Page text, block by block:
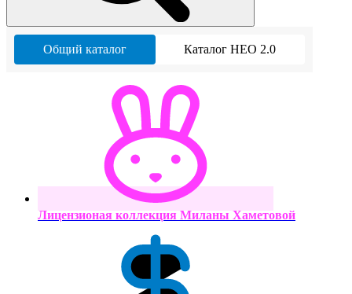
Общий каталог Каталог НЕО 2.0
Лицензионая коллекция Миланы Хаметовой